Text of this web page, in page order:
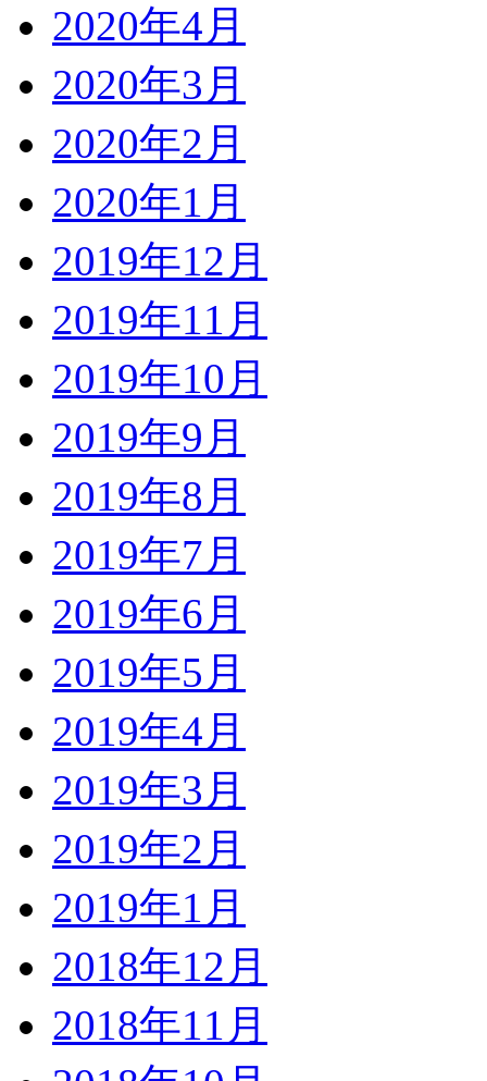
2020年4月
2020年3月
2020年2月
2020年1月
2019年12月
2019年11月
2019年10月
2019年9月
2019年8月
2019年7月
2019年6月
2019年5月
2019年4月
2019年3月
2019年2月
2019年1月
2018年12月
2018年11月